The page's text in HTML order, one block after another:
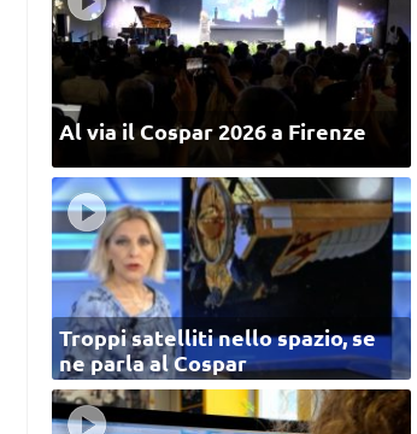
Al via il Cospar 2026 a Firenze
Troppi satelliti nello spazio, se
ne parla al Cospar